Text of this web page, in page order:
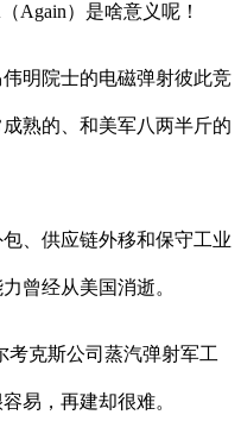
Again）是啥意义呢！
明院士的电磁弹射彼此竞
熟的、和美军八两半斤的
、供应链外移和保守工业
曾经从美国消逝。
克斯公司蒸汽弹射军工
易，再建却很难。